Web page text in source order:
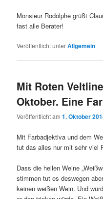
Monsieur Rodolphe grüßt
fast alle Berater!
Veröffentlicht unterAllgemein
Mit Roten
Oktober. Eine
Veröffentlicht am1. Oktober
Mit Farbadjektiva und dem
tut das alles nur mit sehr viel
Dass die hellen Weine
stimmen tut es deswegen
keinen weißen Wein. Und